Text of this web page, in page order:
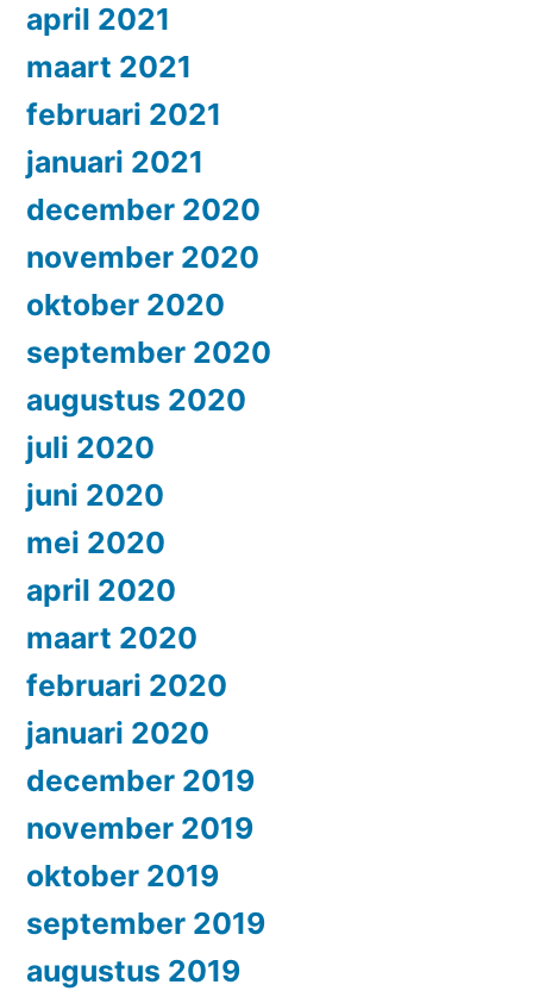
april 2021
maart 2021
februari 2021
januari 2021
december 2020
november 2020
oktober 2020
september 2020
augustus 2020
juli 2020
juni 2020
mei 2020
april 2020
maart 2020
februari 2020
januari 2020
december 2019
november 2019
oktober 2019
september 2019
augustus 2019